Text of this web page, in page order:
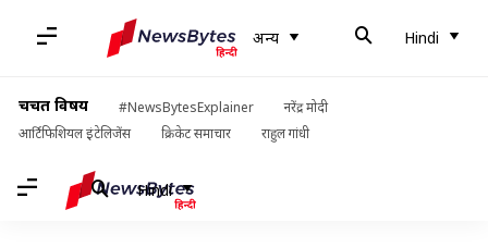
अन्य Hindi
चर्चित विषय #NewsBytesExplainer
नरेंद्र मोदी
आर्टिफिशियल इंटेलिजेंस
क्रिकेट समाचार राहुल गांधी
Hindi